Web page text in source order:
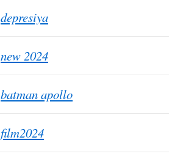
depresiya
new 2024
batman apollo
film2024